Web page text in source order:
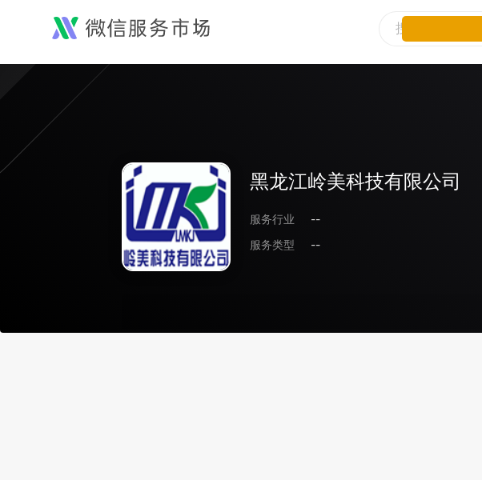
黑龙江岭美科技有限公司
服务行业
--
服务类型
--